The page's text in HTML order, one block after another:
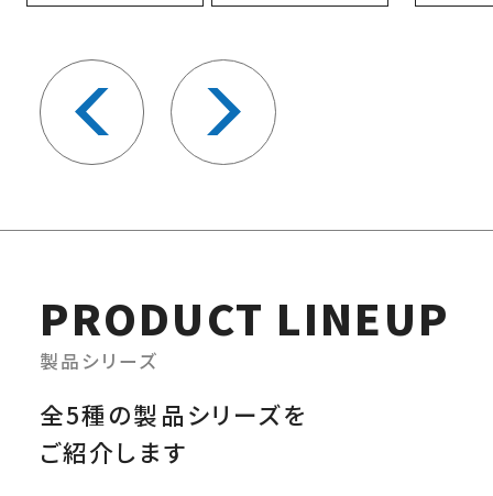
PRODUCT LINEUP
製品シリーズ
全5種の製品シリーズを
ご紹介します